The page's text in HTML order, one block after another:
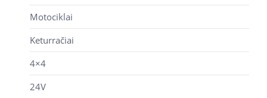
Motociklai
Keturračiai
4×4
24V